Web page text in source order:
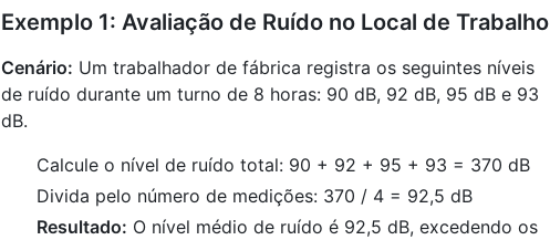
Exemplo 1: Avaliação de Ruído no Local de Trabalho
Cenário: Um trabalhador de fábrica registra os seguintes níveis
de ruído durante um turno de 8 horas: 90 dB, 92 dB, 95 dB e 93
dB.
Calcule o nível de ruído total: 90 + 92 + 95 + 93 = 370 dB
Divida pelo número de medições: 370 / 4 = 92,5 dB
Resultado: O nível médio de ruído é 92,5 dB, excedendo os